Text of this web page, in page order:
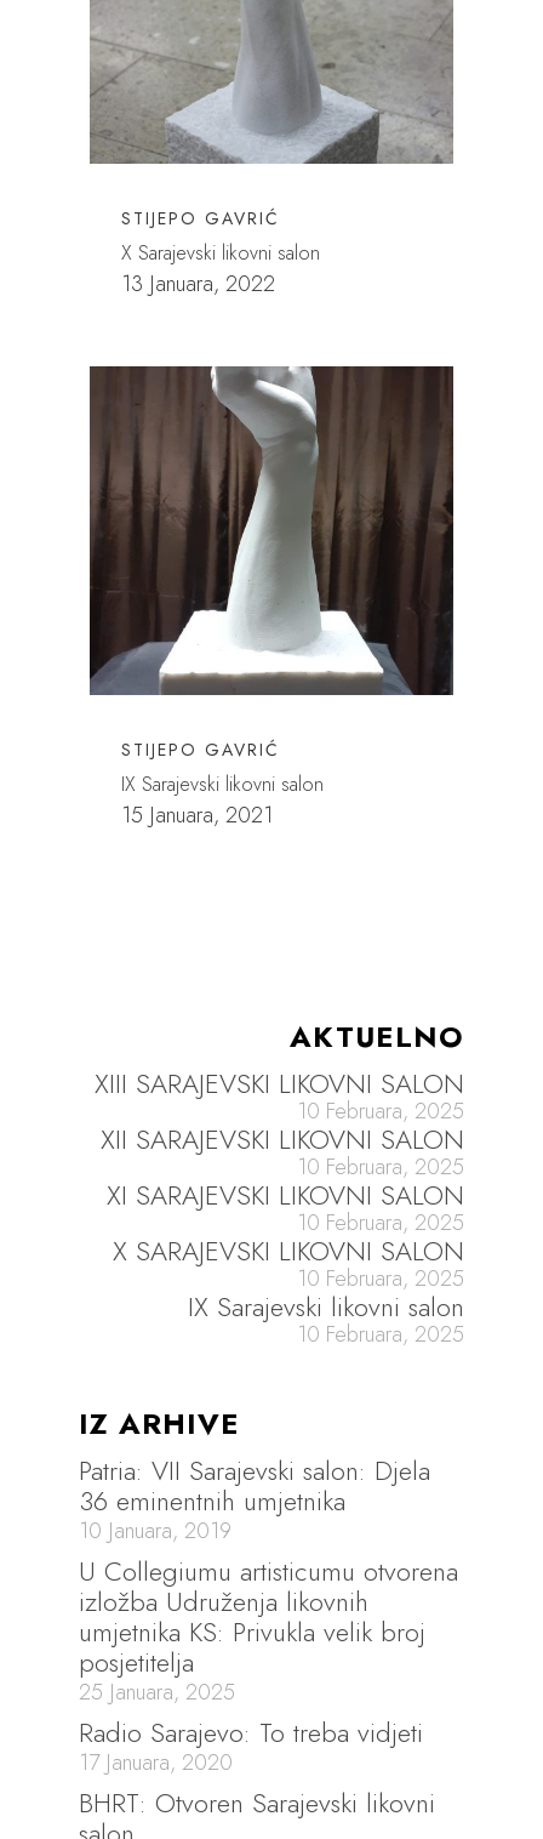
STIJEPO GAVRIĆ
X Sarajevski likovni salon
13 Januara, 2022
STIJEPO GAVRIĆ
IX Sarajevski likovni salon
15 Januara, 2021
AKTUELNO
XIII SARAJEVSKI LIKOVNI SALON
10 Februara, 2025
XII SARAJEVSKI LIKOVNI SALON
10 Februara, 2025
XI SARAJEVSKI LIKOVNI SALON
10 Februara, 2025
X SARAJEVSKI LIKOVNI SALON
10 Februara, 2025
IX Sarajevski likovni salon
10 Februara, 2025
IZ ARHIVE
Patria: VII Sarajevski salon: Djela
36 eminentnih umjetnika
10 Januara, 2019
U Collegiumu artisticumu otvorena
izložba Udruženja likovnih
umjetnika KS: Privukla velik broj
posjetitelja
25 Januara, 2025
Radio Sarajevo: To treba vidjeti
17 Januara, 2020
BHRT: Otvoren Sarajevski likovni